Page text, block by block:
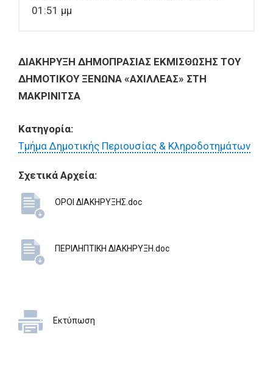
01:51 μμ
ΔΙΑΚΗΡΥΞΗ ΔΗΜΟΠΡΑΣΙΑΣ ΕΚΜΙΣΘΩΣΗΣ ΤΟΥ
ΔΗΜΟΤΙΚΟΥ ΞΕΝΩΝΑ «ΑΧΙΛΛΕΑΣ» ΣΤΗ
ΜΑΚΡΙΝΙΤΣΑ
Κατηγορία:
Τμήμα Δημοτικής Περιουσίας & Κληροδοτημάτων
Σχετικά Αρχεία:
ΟΡΟΙ ΔΙΑΚΗΡΥΞΗΣ.doc
ΠΕΡΙΛΗΠΤΙΚΗ ΔΙΑΚΗΡΥΞΗ.doc
Εκτύπωση